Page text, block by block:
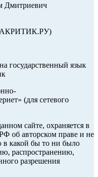
Дмитриевич
государственный язык
(для сетевого
сайте, охраняется в
об авторском праве и не
в какой бы то ни было
распространению,
разрешения